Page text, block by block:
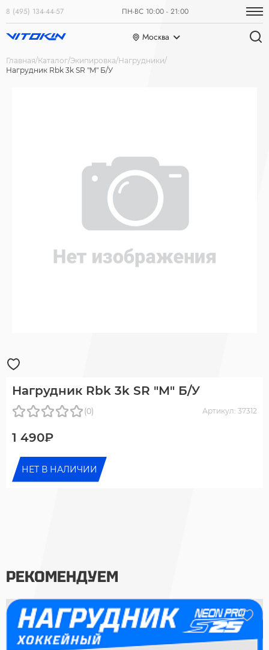
8 (495) 134-44-57 ПН-ВС 10:00 - 21:00
Москва
Главная Каталог Экипировка Нагрудники
Нагрудник Rbk 3k SR "M" Б/У
Нагрудник Rbk 3k SR "M" Б/У
(0) Артикул: 37312
1 490₽
НЕТ В НАЛИЧИИ
РЕКОМЕНДУЕМ